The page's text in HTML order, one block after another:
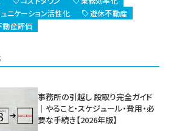
ニケーション活性化
遊休不動産
動産評価
事務所の引越し 段取り完全ガイド
｜やること・スケジュール・費用・必
要な手続き【2026年版】